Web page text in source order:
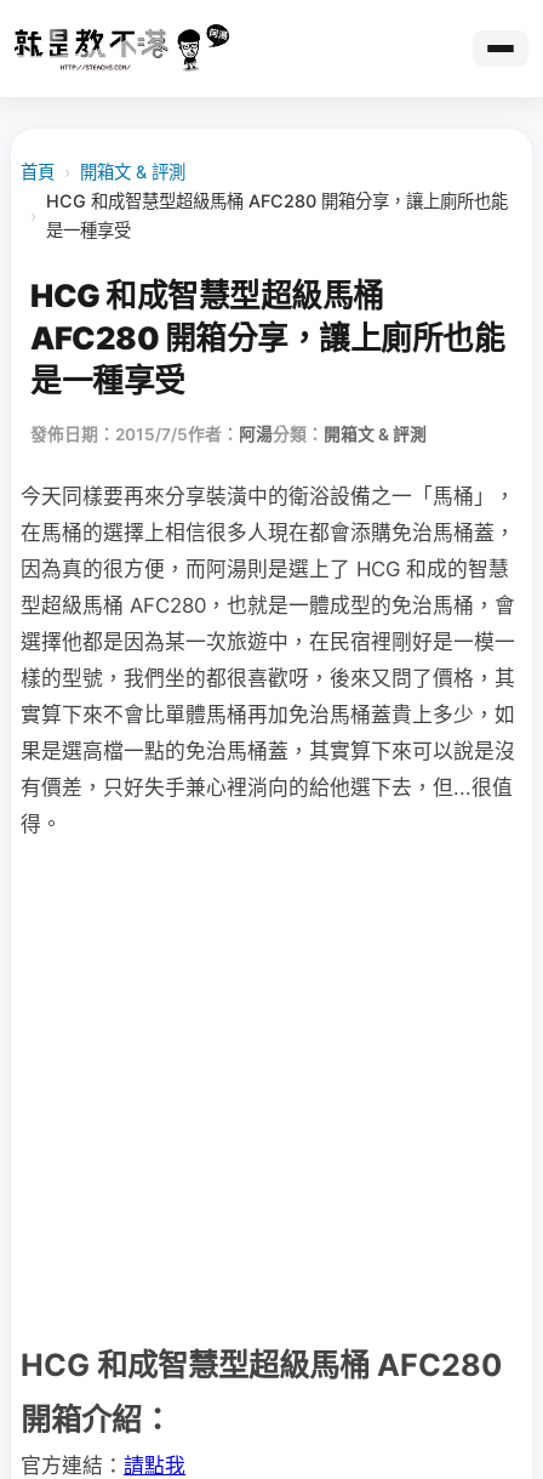
首頁 › 開箱文 & 評測
›
HCG 和成智慧型超級馬桶 AFC280 開箱分享，讓上廁所也能
是一種享受
HCG 和成智慧型超級馬桶
AFC280 開箱分享，讓上廁所也能
是一種享受
發佈日期：2015/7/5作者： 阿湯分類： 開箱文 & 評測
今天同樣要再來分享裝潢中的衛浴設備之一「馬桶」，
在馬桶的選擇上相信很多人現在都會添購免治馬桶蓋，
因為真的很方便，而阿湯則是選上了 HCG 和成的智慧
型超級馬桶 AFC280，也就是一體成型的免治馬桶，會
選擇他都是因為某一次旅遊中，在民宿裡剛好是一模一
樣的型號，我們坐的都很喜歡呀，後來又問了價格，其
實算下來不會比單體馬桶再加免治馬桶蓋貴上多少，如
果是選高檔一點的免治馬桶蓋，其實算下來可以說是沒
有價差，只好失手兼心裡淌向的給他選下去，但...很值
得。
HCG 和成智慧型超級馬桶 AFC280
開箱介紹：
官方連結： 請點我